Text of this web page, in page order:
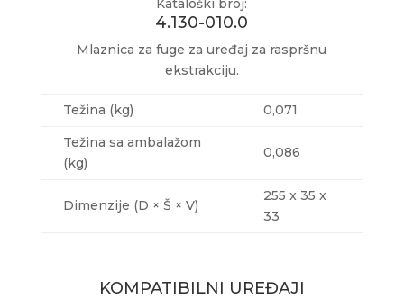
Kataloški broj:
4.130-010.0
Mlaznica za fuge za uređaj za raspršnu
ekstrakciju.
Težina (kg)
0,071
Težina sa ambalažom
(kg)
0,086
Dimenzije (D × Š × V)
255 x 35 x
33
KOMPATIBILNI UREĐAJI